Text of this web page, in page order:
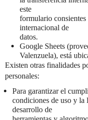
este
formulario consientes
internacional de
datos.
Google Sheets
Valenzuela), está
Existen otras finalidades
personales:
Para garantizar el
condiciones de uso y la
desarrollo de